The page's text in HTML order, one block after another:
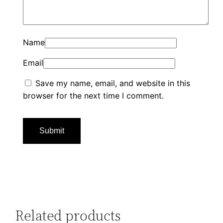
Name
Email
Save my name, email, and website in this
browser for the next time I comment.
Related products